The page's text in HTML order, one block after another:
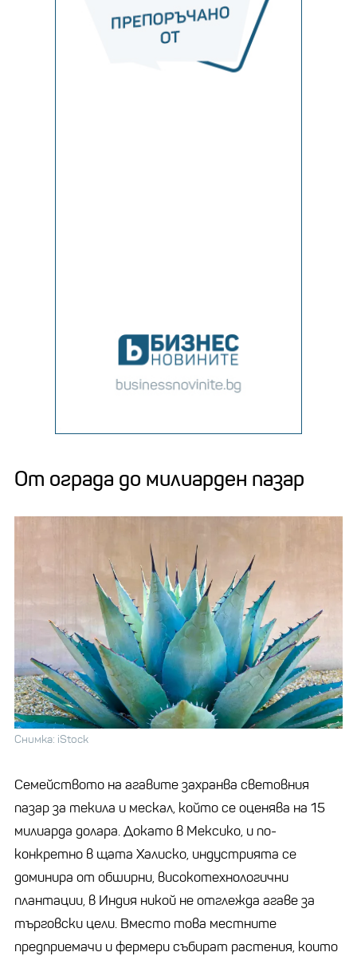
От ограда до милиарден пазар
Снимка: iStock
Семейството на агавите захранва световния
пазар за текила и мескал, който се оценява на 15
милиарда долара. Докато в Мексико, и по-
конкретно в щата Халиско, индустрията се
доминира от обширни, високотехнологични
плантации, в Индия никой не отглежда агаве за
търговски цели. Вместо това местните
предприемачи и фермери събират растения, които